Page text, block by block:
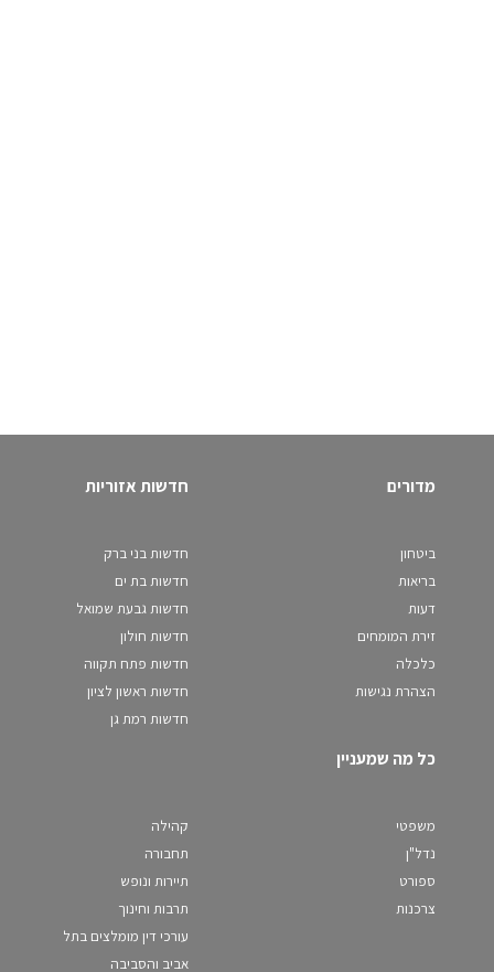
מדורים
ביטחון
בריאות
דעות
זירת המומחים
כלכלה
הצהרת נגישות
חדשות אזוריות
חדשות בני ברק
חדשות בת ים
חדשות גבעת שמואל
חדשות חולון
חדשות פתח תקווה
חדשות ראשון לציון
חדשות רמת גן
כל מה שמעניין
משפטי
נדל"ן
ספורט
צרכנות
קהילה
תחבורה
תיירות ונופש
תרבות וחינוך
עורכי דין מומלצים בתל
אביב והסביבה